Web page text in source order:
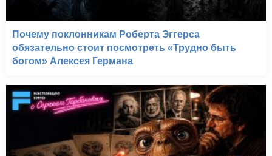
Почему поклонникам Роберта Эггерса
обязательно стоит посмотреть «Трудно быть
богом» Алексея Германа